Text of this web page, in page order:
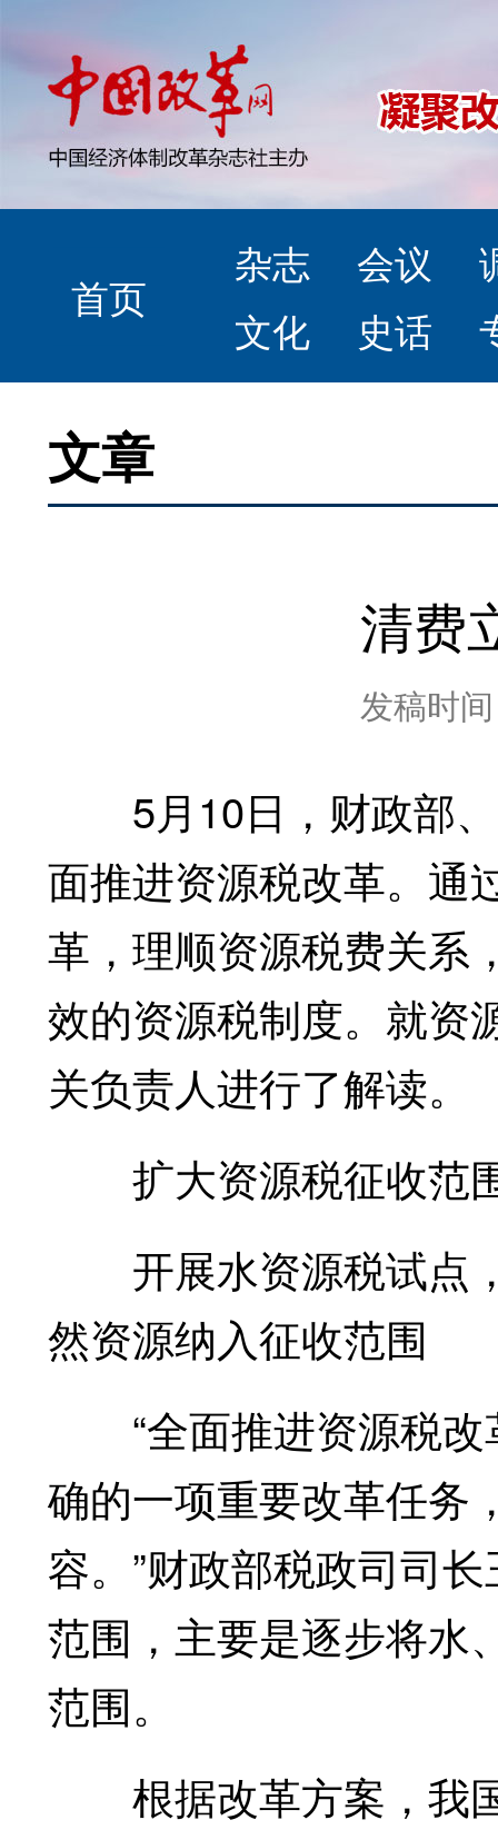
首页
杂志 会议
文化
史话
文章
清费
发稿时
5月10日，财政部、
面推进资源税改革。通
革，理顺资源税费关系
效的资源税制度。就资
关负责人进行了解读。
扩大资源税征收范
开展水资源税试点
然资源纳入征收范围
“全面推进资源税改
确的一项重要改革任务
容。”财政部税政司司
范围，主要是逐步将水
范围。
根据改革方案，我